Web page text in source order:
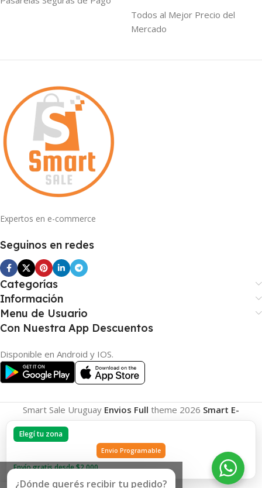
Elegí tu zona
Envio Programable
Envío gratis desde $2.000
Todos al Mejor Precio del
Mercado
Expertos en e-commerce
Seguinos en redes
Categorías
Información
Menu de Usuario
Con Nuestra App Descuentos
Disponible en Android y IOS.
Smart Sale Uruguay Envios Full theme 2026 Smart E-
Commerce.
¿Dónde querés recibir tu pedido?